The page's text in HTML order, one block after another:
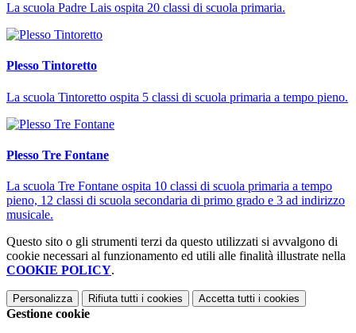
La scuola Padre Lais ospita 20 classi di scuola primaria.
Plesso Tintoretto
La scuola Tintoretto ospita 5 classi di scuola primaria a tempo pieno.
Plesso Tre Fontane
La scuola Tre Fontane ospita 10 classi di scuola primaria a tempo
pieno, 12 classi di scuola secondaria di primo grado e 3 ad indirizzo
musicale.
Questo sito o gli strumenti terzi da questo utilizzati si avvalgono di
cookie necessari al funzionamento ed utili alle finalità illustrate nella
COOKIE POLICY.
Personalizza Rifiuta tutti i cookies Accetta tutti i cookies
Gestione cookie